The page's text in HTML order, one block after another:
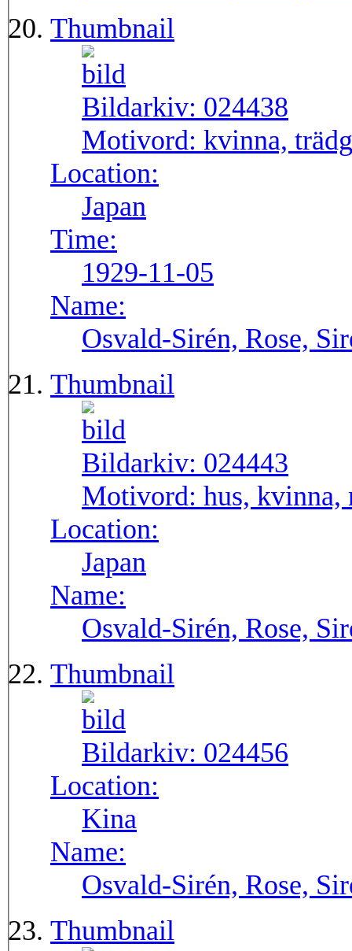
Thumbnail
Bildarkiv: 024438
Motivord: kvinna,
Location:
Japan
Time:
1929-11-05
Name:
Osvald-Sirén, Rose,
Thumbnail
Bildarkiv: 024443
Motivord: hus, kvinna,
Location:
Japan
Name:
Osvald-Sirén, Rose,
Thumbnail
Bildarkiv: 024456
Location:
Kina
Name:
Osvald-Sirén, Rose,
Thumbnail